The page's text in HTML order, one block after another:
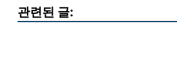
관련된 글: